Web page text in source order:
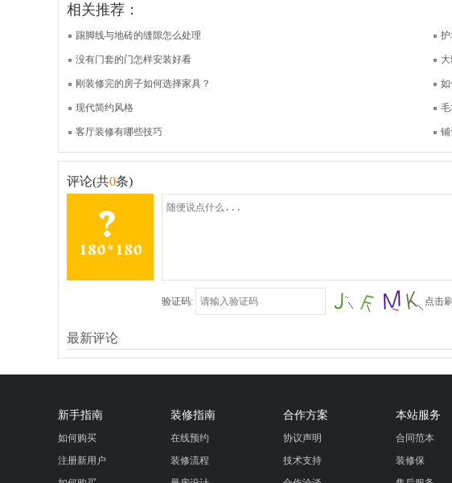
相关推荐：
踢脚线与地砖的缝隙怎么处理
没有门套的门怎样安装好看
刚装修完的房子如何选择家具？
现代简约风格 毛
客厅装修有哪些技巧 铺
评论(共0条)
验证码: 点击
最新评论
新手指南
如何购买
注册新用户
装修指南
在线预约
装修流程
合作方案
协议声明
技术支持
本站服务
合同范本
装修保